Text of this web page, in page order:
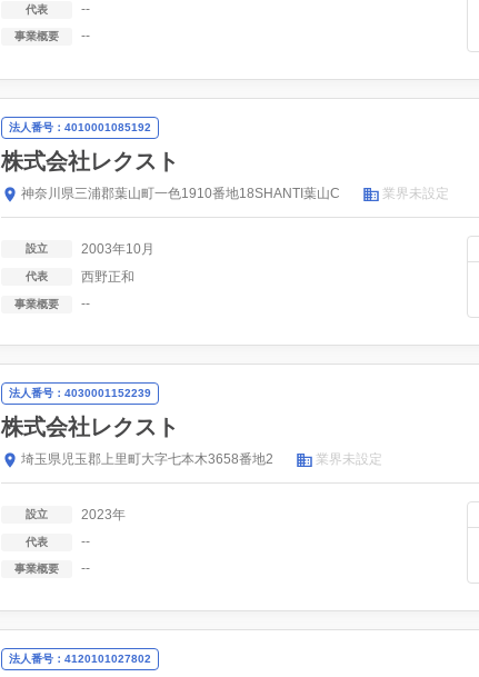
代表 --
事業概要 --
法人番号：4010001085192
株式会社レクスト
神奈川県三浦郡葉山町一色1910番地18SHANTI葉山C 業界未設定
設立 2003年10月
代表 西野正和
事業概要 --
法人番号：4030001152239
株式会社レクスト
埼玉県児玉郡上里町大字七本木3658番地2 業界未設定
設立 2023年
代表 --
事業概要 --
法人番号：4120101027802